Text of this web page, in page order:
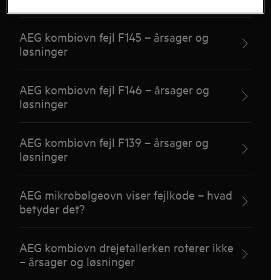
AEG kombiovn fejl F145 – årsager og
løsninger
AEG kombiovn fejl F146 – årsager og
løsninger
AEG kombiovn fejl F139 – årsager og
løsninger
AEG mikrobølgeovn viser fejlkode – hvad
betyder det?
AEG kombiovn drejetallerken roterer ikke
– årsager og løsninger